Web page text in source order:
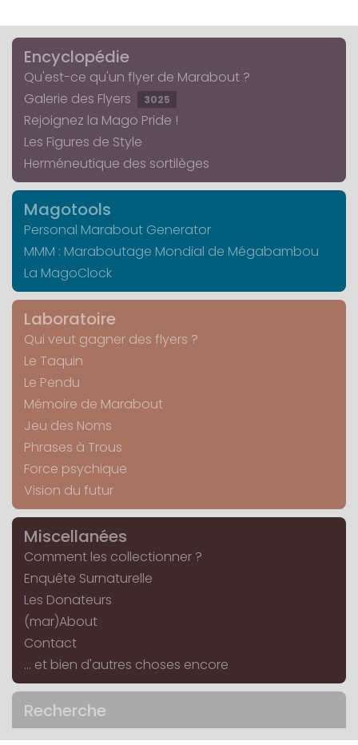
Encyclopédie
Qu'est-ce qu'un flyer de Marabout ?
Galerie des Flyers
3025
Rejoignez la Mago Pride !
Les Figures de Style
Herméneutique des sortilèges
Magotools
Personal Marabout Generator
MMM : Maraboutage Mondial de Mégabambou
La MagoClock
Laboratoire
Qui veut gagner des flyers ?
Le Taquin
Le Pendu
Mémoire de Marabout
Jeu des Noms
Phrases à Trous
Force psychique
Vision du futur
Miscellanées
Comment les collectionner ?
Enquête Surnaturelle
Les Donateurs
(mar)About
Contact
... et bien d'autres choses encore
Recherche